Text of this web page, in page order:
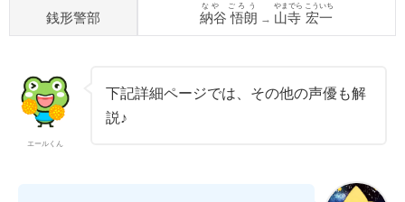
銭形警部 納谷 悟朗
なや ごろう
→ 山寺 宏一
やまでら こういち
エールくん
下記詳細ページでは、その他の声優も解
説♪